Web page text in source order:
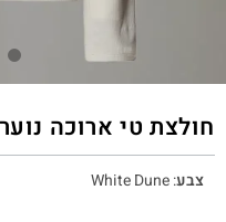
חולצת טי ארוכה נוער SUNRISER
צבע:
White Dune